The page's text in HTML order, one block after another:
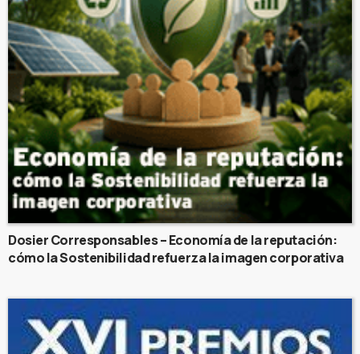
Dosier Corresponsables – Economía de la reputación:
cómo la Sostenibilidad refuerza la imagen corporativa